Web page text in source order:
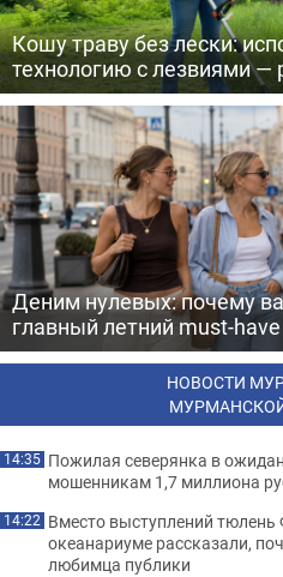
Кошу траву без лески:
технологию с лезвиями —
Деним нулевых: почему
главный летний must-
НОВОСТИ
14:35 Пожилая северянка в
мошенникам 1,7 миллиона
14:22 Вместо выступлений
океанариуме рассказали,
любимца публики